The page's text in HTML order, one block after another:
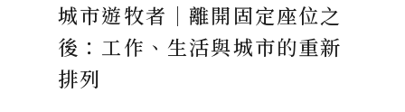
城市遊牧者｜離開固定座位之
後：工作、生活與城市的重新
排列